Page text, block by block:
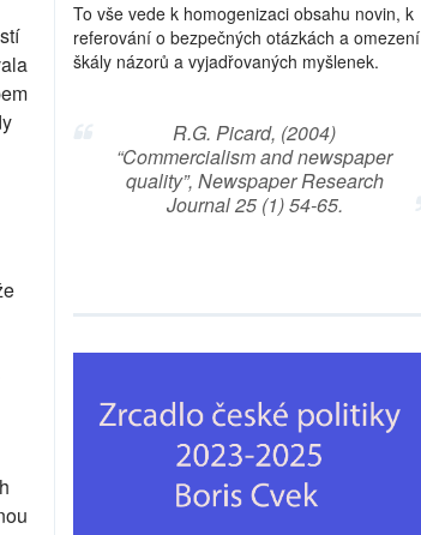
To vše vede k homogenizaci obsahu novin, k
referování o bezpečných otázkách a omezení
škály názorů a vyjadřovaných myšlenek.
R.G. Picard, (2004)
“Commercialism and newspaper
quality”, Newspaper Research
Journal 25 (1) 54-65.